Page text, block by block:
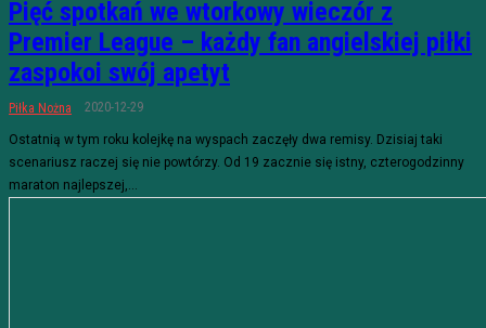
Pięć spotkań we wtorkowy wieczór z
Premier League – każdy fan angielskiej piłki
zaspokoi swój apetyt
Piłka Nożna 2020-12-29
Ostatnią w tym roku kolejkę na wyspach zaczęły dwa remisy. Dzisiaj taki
scenariusz raczej się nie powtórzy. Od 19 zacznie się istny, czterogodzinny
maraton najlepszej,...